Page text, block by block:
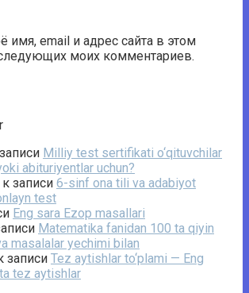
имя, email и адрес сайта в этом
моих комментариев.
Milliy test sertifikati o‘qituvchilar
abituriyentlar uchun?
к записи 6-sinf ona tili va adabiyot
test
Eng sara Ezop masallari
Matematika fanidan 100 ta qiyin
masalalar yechimi bilan
записи Tez aytishlar to‘plami — Eng
tez aytishlar